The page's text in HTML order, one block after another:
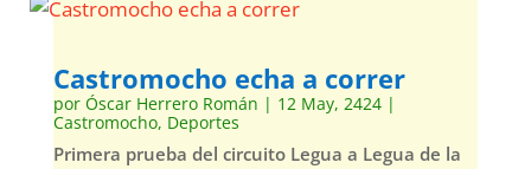
Castromocho echa a correr
por Óscar Herrero Román | 12 May, 2424|
Castromocho, Deportes
Primera prueba del circuito Legua a Legua de la